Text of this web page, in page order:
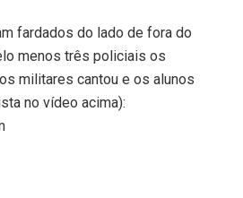
fardados do lado de fora do
menos três policiais os
militares cantou e os alunos
no vídeo acima):